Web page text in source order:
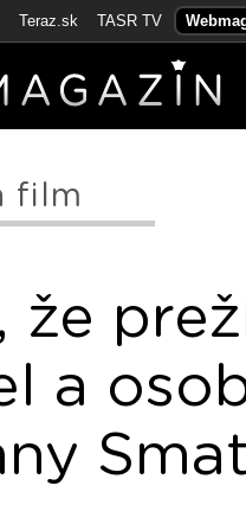
Teraz.sk TASR TV
film
že
a